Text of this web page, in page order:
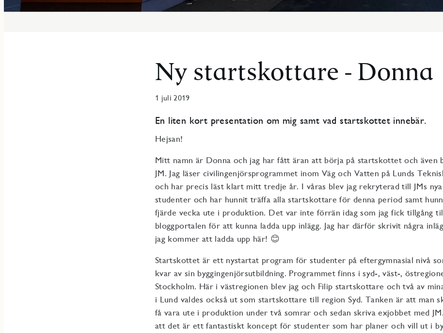
Ny startskottare - Donna
1 juli 2019
En liten kort presentation om mig samt vad startskottet innebär.
Hejsan!
Mitt namn är Donna och jag har fått äran att börja på startskottet och även
JM. Jag läser civilingenjörsprogrammet inom Väg och Vatten på Lunds
och har precis läst klart mitt tredje år. I våras blev jag rekryterad till JMs
studenter och har hunnit träffa alla startskottare för denna period samt
fjärde vecka ute i produktion. Det var inte förrän idag som jag fick tillgång
bloggportalen för att kunna ladda upp inlägg. Jag har därför skrivit några
jag kommer att ladda upp här! 😊
Startskottet är ett nystartat program för studenter på eftergymnasial nivå
kvar av sin byggingenjörsutbildning. Programmet finns i syd-, väst-,
Stockholm. Här i västregionen blev jag och Filip startskottare och två av
i Lund valdes också ut som startskottare till region Syd. Tanken är att man
få vara ute i produktion under två somrar och sedan skriva exjobbet med
att det är ett fantastiskt koncept för studenter som har planer och vill ut i